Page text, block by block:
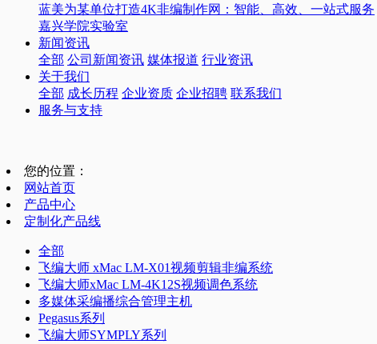
蓝美为某单位打造4K非编制作网：智能、高效、一站式服务
嘉兴学院实验室
新闻资讯
全部 公司新闻资讯 媒体报道 行业资讯
关于我们
全部 成长历程 企业资质 企业招聘 联系我们
服务与支持
您的位置：
网站首页
产品中心
定制化产品线
全部
飞编大师 xMac LM-X01视频剪辑非编系统
飞编大师xMac LM-4K12S视频调色系统
多媒体采编播综合管理主机
Pegasus系列
飞编大师SYMPLY系列